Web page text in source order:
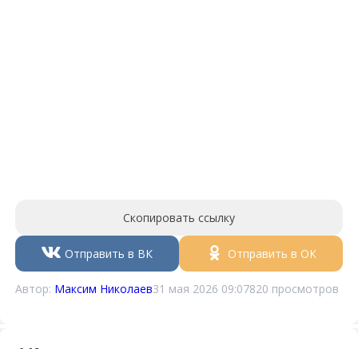
Скопировать ссылку
Отправить в ВК Отправить в ОК
Автор: Максим Николаев31 мая 2026 09:07820 просмотров